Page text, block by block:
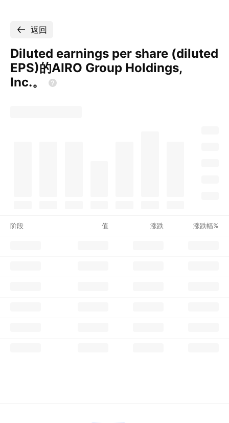
返回
Diluted earnings per share (diluted
EPS)的AIRO Group Holdings,
Inc.。
阶段 值 涨跌 涨跌幅%